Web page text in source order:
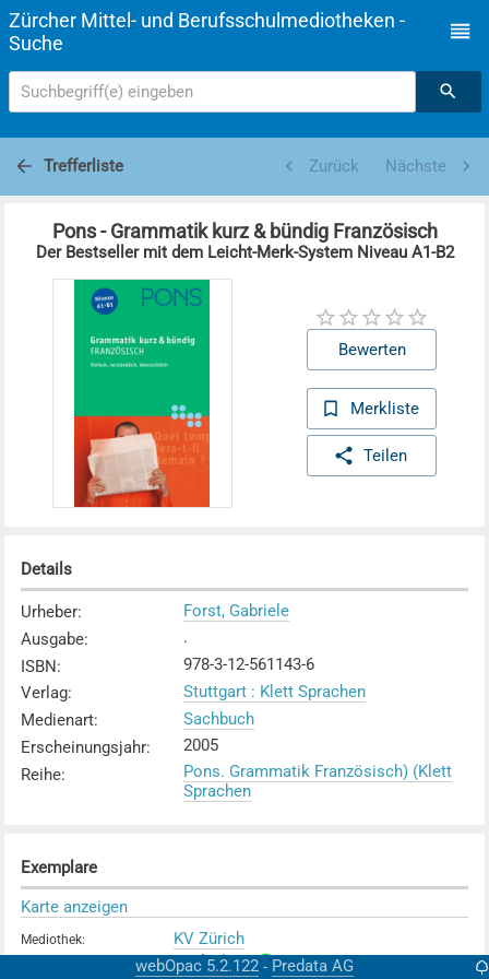
Zürcher Mittel- und Berufsschulmediotheken -
Suche
Suchbegriff(e) eingeben
Trefferliste Zurück Nächste
Pons - Grammatik kurz & bündig Französisch
Der Bestseller mit dem Leicht-Merk-System Niveau A1-B2
Bewerten
Merkliste
Teilen
Details
Urheber:
Forst, Gabriele
Ausgabe:
.
ISBN:
978-3-12-561143-6
Verlag:
Stuttgart : Klett Sprachen
Medienart:
Sachbuch
Erscheinungsjahr:
2005
Reihe:
Pons. Grammatik Französisch) (Klett
Sprachen
Exemplare
Karte anzeigen
Mediothek: KV Zürich
Verfügbar
webOpac 5.2.122 - Predata AG